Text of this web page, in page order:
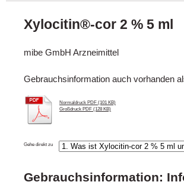
Xylocitin®-cor 2 % 5 ml
mibe GmbH Arzneimittel
Gebrauchsinformation auch vorhanden
Normaldruck PDF (101 KB)
Großdruck PDF (128 KB)
Gehe direkt zu
Gebrauchsinformation: